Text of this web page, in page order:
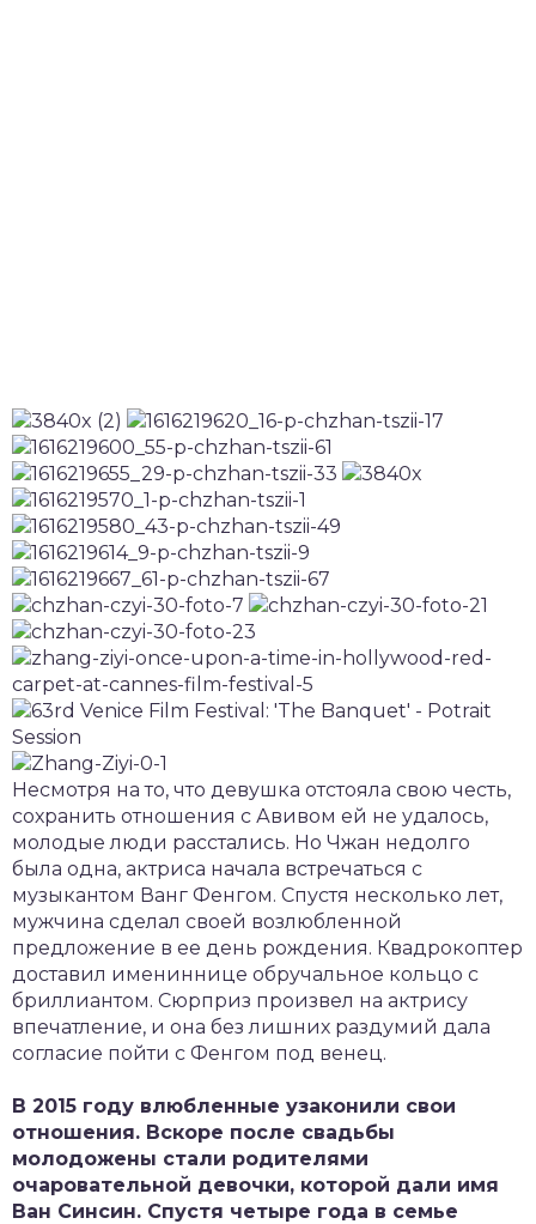
Несмотря на то, что девушка отстояла свою честь,
сохранить отношения с Авивом ей не удалось,
молодые люди расстались. Но Чжан недолго
была одна, актриса начала встречаться с
музыкантом Ванг Фенгом. Спустя несколько лет,
мужчина сделал своей возлюбленной
предложение в ее день рождения. Квадрокоптер
доставил имениннице обручальное кольцо с
бриллиантом. Сюрприз произвел на актрису
впечатление, и она без лишних раздумий дала
согласие пойти с Фенгом под венец.
В 2015 году влюбленные узаконили свои
отношения. Вскоре после свадьбы
молодожены стали родителями
очаровательной девочки, которой дали имя
Ван Синсин. Спустя четыре года в семье